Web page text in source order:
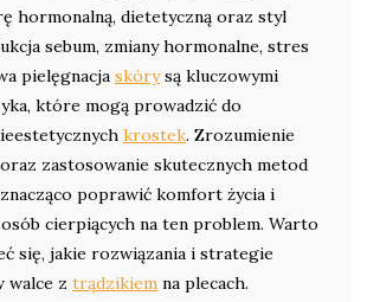
hormonalną, dietetyczną oraz styl
sebum, zmiany hormonalne, stres
pielęgnacja skórysą kluczowymi
które mogą prowadzić do
krostek. Zrozumienie
zastosowanie skutecznych metod
poprawić komfort życia i
cierpiących na ten problem. Warto
się, jakie rozwiązania i strategie
walce z trądzikiem na plecach.